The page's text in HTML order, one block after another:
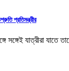
প্রতিমন্ত্রীর
সঙ্গেই যাত্রীরা যাতে